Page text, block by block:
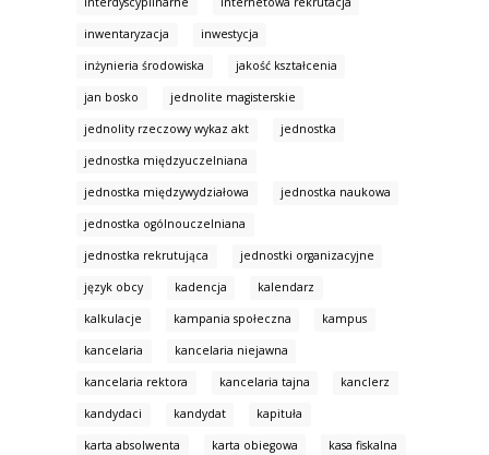
inwentaryzacja inwestycja
inżynieria środowiska jakość kształcenia
jan bosko jednolite magisterskie
jednolity rzeczowy wykaz akt jednostka
jednostka międzyuczelniana
jednostka międzywydziałowa jednostka naukowa
jednostka ogólnouczelniana
jednostka rekrutująca jednostki organizacyjne
język obcy kadencja kalendarz
kalkulacje kampania społeczna kampus
kancelaria kancelaria niejawna
kancelaria rektora kancelaria tajna kanclerz
kandydaci kandydat kapituła
karta absolwenta karta obiegowa kasa fiskalna